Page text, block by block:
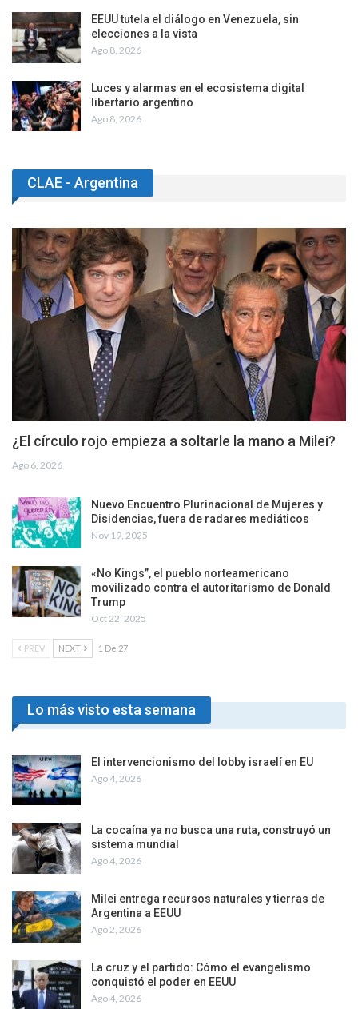
EEUU tutela el diálogo en Venezuela, sin
elecciones a la vista
Ago 8, 2026
Luces y alarmas en el ecosistema digital
libertario argentino
Ago 8, 2026
CLAE - Argentina
¿El círculo rojo empieza a soltarle la mano a Milei?
Ago 6, 2026
Nuevo Encuentro Plurinacional de Mujeres y
Disidencias, fuera de radares mediáticos
Nov 19, 2025
«No Kings”, el pueblo norteamericano
movilizado contra el autoritarismo de Donald
Trump
Oct 22, 2025
PREV NEXT 1 De 27
Lo más visto esta semana
El intervencionismo del lobby israelí en EU
Ago 4, 2026
La cocaína ya no busca una ruta, construyó un
sistema mundial
Ago 4, 2026
Milei entrega recursos naturales y tierras de
Argentina a EEUU
Ago 2, 2026
La cruz y el partido: Cómo el evangelismo
conquistó el poder en EEUU
Ago 4, 2026